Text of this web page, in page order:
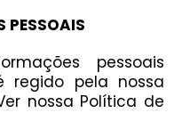
PESSOAIS
pessoais
regido pela nossa
nossa Política de